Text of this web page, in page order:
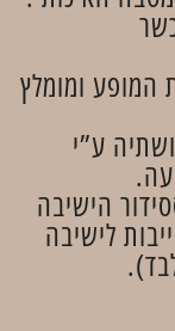
ומומלץ
ע”י
הישיבה
לישיבה